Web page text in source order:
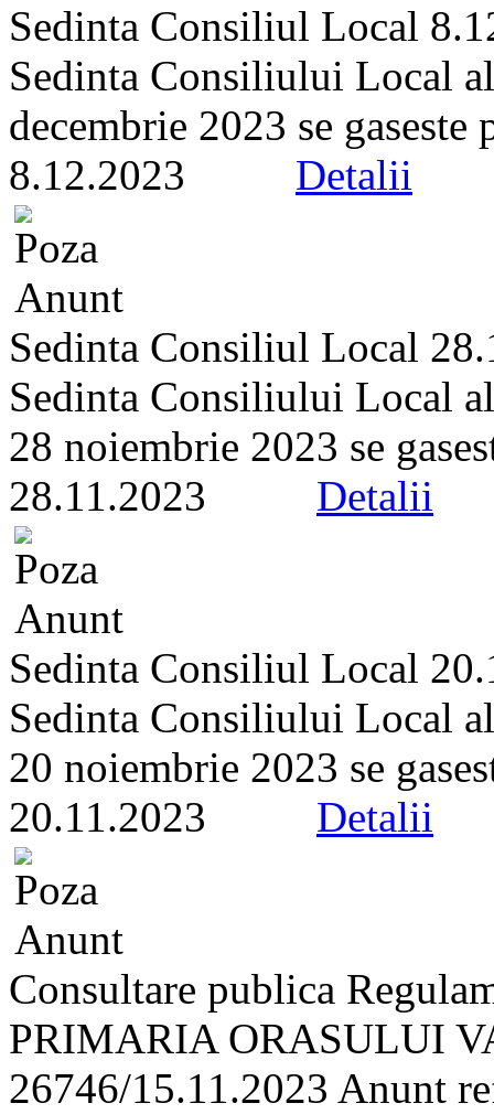
Sedinta Consiliul Local
Sedinta Consiliului Local
decembrie 2023 se
8.12.2023 Detalii
Sedinta Consiliul Local
Sedinta Consiliului Local
28 noiembrie 2023 se
28.11.2023 Detalii
Sedinta Consiliul Local
Sedinta Consiliului Local
20 noiembrie 2023 se
20.11.2023 Detalii
Consultare publica
PRIMARIA ORASULUI
26746/15.11.2023 Anunt